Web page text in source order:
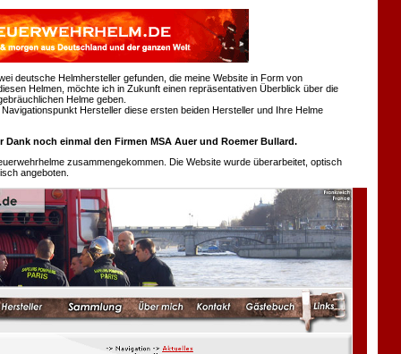
deutsche Helmhersteller gefunden, die meine Website in Form von
Helmen, möchte ich in Zukunft einen repräsentativen Überblick über die
Helme geben.
Hersteller diese ersten beiden Hersteller und Ihre Helme
noch einmal den Firmen MSA Auer und Roemer Bullard.
zusammengekommen. Die Website wurde überarbeitet, optisch
angeboten.